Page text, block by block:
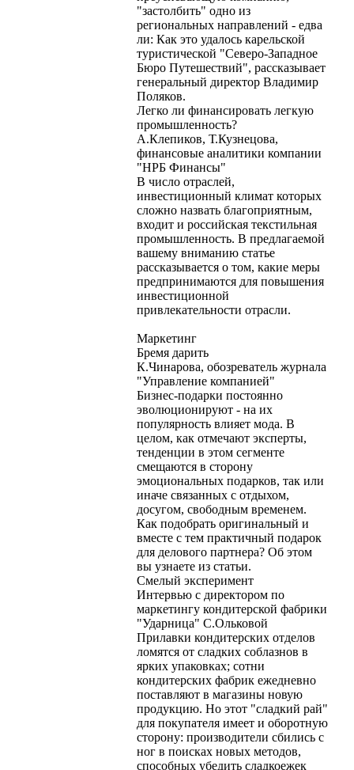
"застолбить" одно из
региональных направлений - едва
ли: Как это удалось карельской
туристической "Северо-Западное
Бюро Путешествий", рассказывает
генеральный директор Владимир
Поляков.
Легко ли финансировать легкую
промышленность?
А.Клепиков, Т.Кузнецова,
финансовые аналитики компании
"НРБ Финансы"
В число отраслей,
инвестиционный климат которых
сложно назвать благоприятным,
входит и российская текстильная
промышленность. В предлагаемой
вашему вниманию статье
рассказывается о том, какие меры
предпринимаются для повышения
инвестиционной
привлекательности отрасли.
Маркетинг
Бремя дарить
К.Чинарова, обозреватель журнала
"Управление компанией"
Бизнес-подарки постоянно
эволюционируют - на их
популярность влияет мода. В
целом, как отмечают эксперты,
тенденции в этом сегменте
смещаются в сторону
эмоциональных подарков, так или
иначе связанных с отдыхом,
досугом, свободным временем.
Как подобрать оригинальный и
вместе с тем практичный подарок
для делового партнера? Об этом
вы узнаете из статьи.
Смелый эксперимент
Интервью с директором по
маркетингу кондитерской фабрики
"Ударница" С.Ольковой
Прилавки кондитерских отделов
ломятся от сладких соблазнов в
ярких упаковках; сотни
кондитерских фабрик ежедневно
поставляют в магазины новую
продукцию. Но этот "сладкий рай"
для покупателя имеет и оборотную
сторону: производители сбились с
ног в поисках новых методов,
способных убедить сладкоежек